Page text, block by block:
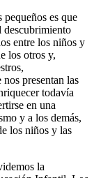
es que
descubrimiento
entre los niños y
los otros y,
presentan las
todavía
en una
y a los demás,
los niños y las
la